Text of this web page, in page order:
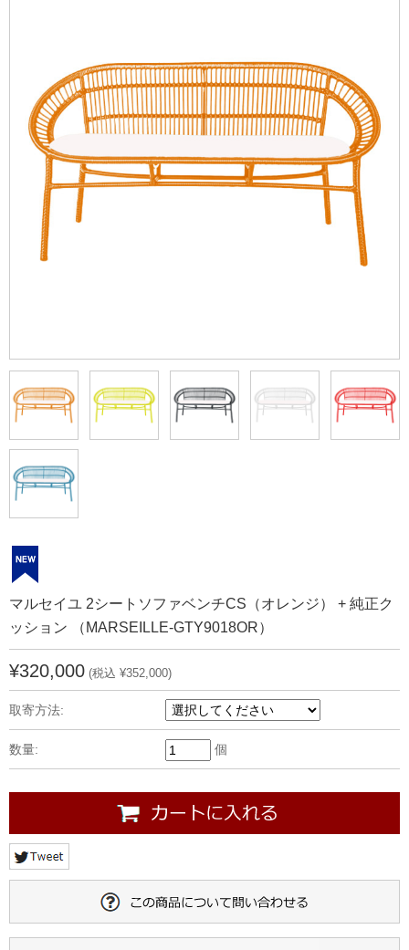
マルセイユ 2シートソファベンチCS（オレンジ） + 純正ク
ッション （MARSEILLE-GTY9018OR）
¥320,000 (税込 ¥352,000)
取寄方法:
数量: 個